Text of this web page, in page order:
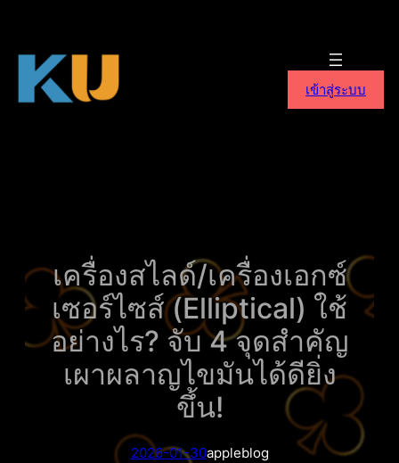
ยัง
เนื้อหา
เข้าสู่ระบบ
เครื่องสไลด์/เครื่องเอกซ์
เซอร์ไซส์ (Elliptical) ใช้
อย่างไร? จับ 4 จุดสำคัญ
เผาผลาญไขมันได้ดียิ่ง
ขึ้น!
2026-01-30appleblog